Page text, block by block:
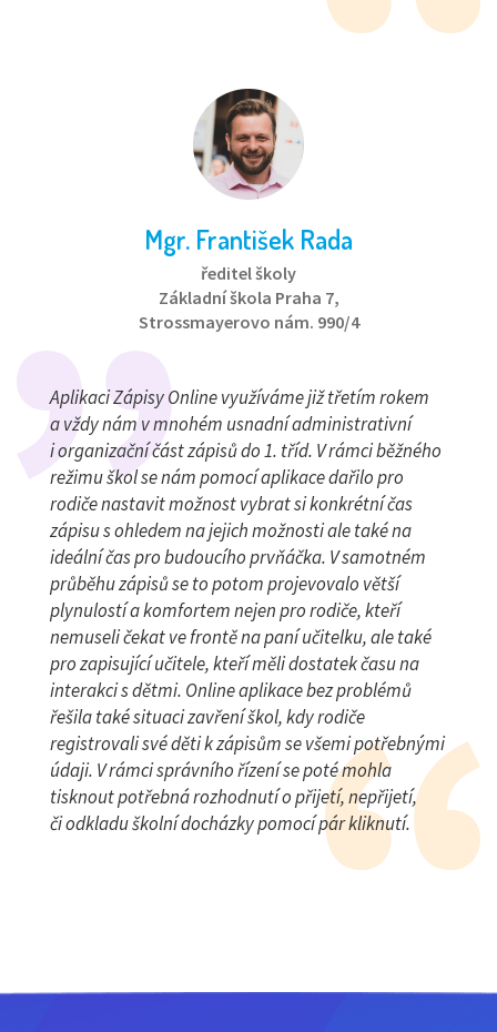
Mgr. František Rada
ředitel školy
Základní škola Praha 7,
Strossmayerovo nám. 990/4
Aplikaci Zápisy Online využíváme již třetím rokem
a vždy nám v mnohém usnadní administrativní
i organizační část zápisů do 1. tříd. V rámci běžného
režimu škol se nám pomocí aplikace dařilo pro
rodiče nastavit možnost vybrat si konkrétní čas
zápisu s ohledem na jejich možnosti ale také na
ideální čas pro budoucího prvňáčka. V samotném
průběhu zápisů se to potom projevovalo větší
plynulostí a komfortem nejen pro rodiče, kteří
nemuseli čekat ve frontě na paní učitelku, ale také
pro zapisující učitele, kteří měli dostatek času na
interakci s dětmi. Online aplikace bez problémů
řešila také situaci zavření škol, kdy rodiče
registrovali své děti k zápisům se všemi potřebnými
údaji. V rámci správního řízení se poté mohla
tisknout potřebná rozhodnutí o přijetí, nepřijetí,
či odkladu školní docházky pomocí pár kliknutí.